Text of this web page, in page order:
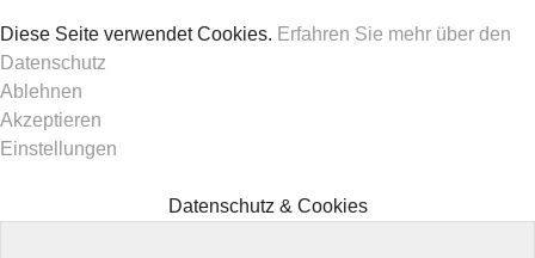
Diese Seite verwendet Cookies. Erfahren Sie mehr über den
Datenschutz
Ablehnen
Akzeptieren
Einstellungen
Datenschutz & Cookies